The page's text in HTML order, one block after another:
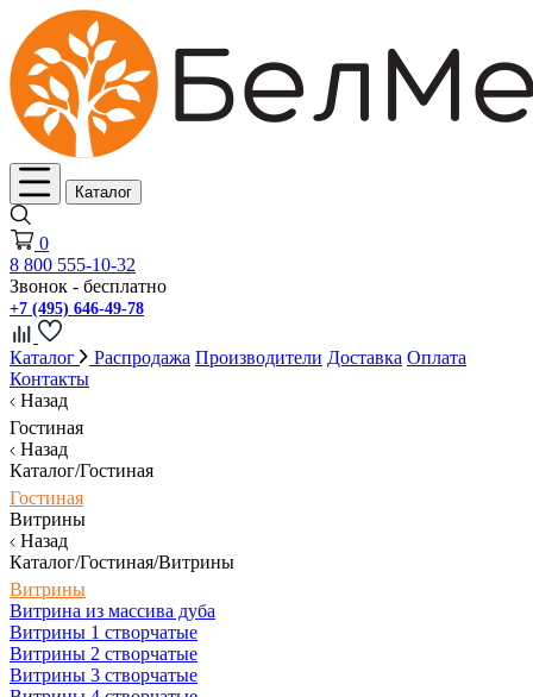
Каталог
0
8 800 555-10-32
Звонок - бесплатно
+7 (495) 646-49-78
Каталог Распродажа Производители Доставка Оплата
Контакты
Назад
Гостиная
Назад
Каталог/Гостиная
Гостиная
Витрины
Назад
Каталог/Гостиная/Витрины
Витрины
Витрина из массива дуба
Витрины 1 створчатые
Витрины 2 створчатые
Витрины 3 створчатые